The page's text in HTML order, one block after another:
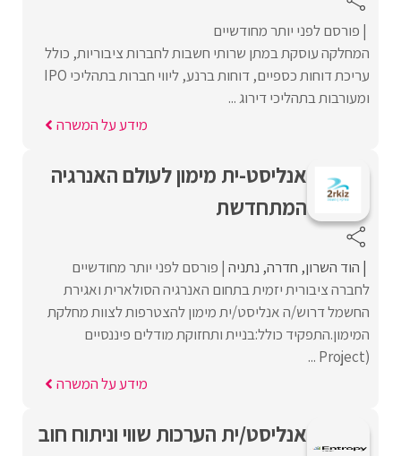
פורסם לפני יותר מחודשיים
המחלקה עוסקת במתן שרותי חשבות לחברות ציבוריות, כולל
עריכת דוחות כספיים, דוחות ברנע, ליווי חברות בתהליכי IPO
ומעורבות בתהליכי דירוג ...
מידע על המשרה
אנליסט-ית מימון לעולם האנרגיה
המתחדשת
הוד השרון חדרה נתניה פורסם לפני יותר מחודשיים
לחברה ציבורית יזמית בתחום האנרגיה הסולארית ואגירת
החשמל דרוש/ה אנליסט/ית מימון להצטרפות לצוות מחלקת
המימון.התפקיד כולל:בניית ותחזוקת מודלים פיננסיים
(Project ...
מידע על המשרה
אנליסט/ית הערכות שווי וניתוח חוב